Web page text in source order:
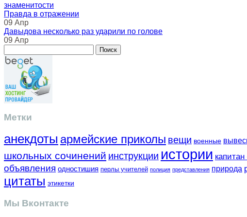
знаменитости
Правда в отражении
09 Апр
Давыдова несколько раз ударили по голове
09 Апр
Метки
анекдоты армейские приколы вещи военные
школьных сочинений инструкции истории
объявления одностишия перлы учителей полиция представления природа
цитаты этикетки
Мы Вконтакте